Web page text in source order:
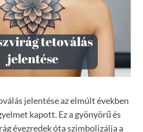
jelentése az elmúlt években
kapott. Ez a gyönyörű és
évezredek óta szimbolizálja a